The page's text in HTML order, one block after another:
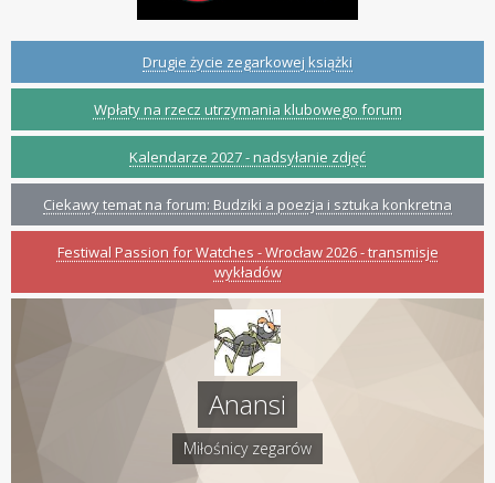
Drugie życie zegarkowej książki
Wpłaty na rzecz utrzymania klubowego forum
Kalendarze 2027 - nadsyłanie zdjęć
Ciekawy temat na forum: Budziki a poezja i sztuka konkretna
Festiwal Passion for Watches - Wrocław 2026 - transmisje
wykładów
Anansi
Miłośnicy zegarów